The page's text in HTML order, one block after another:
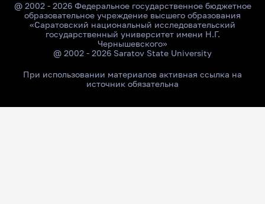
@ 2002 - 2026 Федеральное государственное бюджетное
образовательное учреждение высшего образования
«Саратовский национальный исследовательский
государственный университет имени Н.Г.
Чернышевского»
@ 2002 - 2026 Saratov State University
При использовании материалов активная ссылка на
источник обязательна